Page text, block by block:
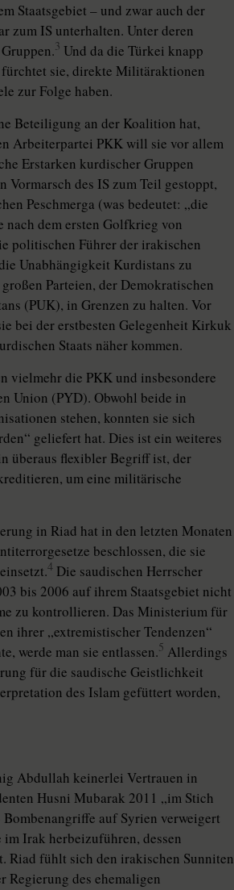
Staatsgebiet – und zwar auch der
zum IS unterhalten. Unter deren
3 Und da die Türkei knapp
sie, direkte Militäraktionen
zur Folge haben.
Beteiligung an der Koalition hat,
Arbeiterpartei PKK will sie vor allem
Erstarken kurdischer Gruppen
des IS zum Teil gestoppt,
Peschmerga (was bedeutet: „die
nach dem ersten Golfkrieg von
politischen Führer der irakischen
Unabhängigkeit Kurdistans zu
Parteien, der Demokratischen
(PUK), in Grenzen zu halten. Vor
bei der erstbesten Gelegenheit Kirkuk
Staats näher kommen.
vielmehr die PKK und insbesondere
Union (PYD). Obwohl beide in
stehen, konnten sie sich
geliefert hat. Dies ist ein weiteres
überaus flexibler Begriff ist, der
um eine militärische
in Riad hat in den letzten Monaten
beschlossen, die sie
4 Die saudischen Herrscher
bis 2006 auf ihrem Staatsgebiet nicht
zu kontrollieren. Das Ministerium für
ihrer „extremistischer Tendenzen“
werde man sie entlassen.5 Allerdings
für die saudische Geistlichkeit
des Islam gefüttert worden,
Abdullah keinerlei Vertrauen in
Husni Mubarak 2011 „im Stich
Bombenangriffe auf Syrien verweigert
Irak herbeizuführen, dessen
Riad fühlt sich den irakischen Sunniten
Regierung des ehemaligen